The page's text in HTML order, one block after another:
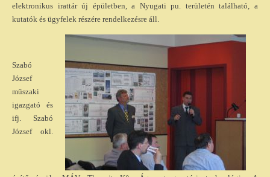
elektronikus irattár új épületben, a Nyugati pu. területén található, a
kutatók és ügyfelek részére rendelkezésre áll.
Szabó
József
műszaki
igazgató és
ifj. Szabó
József okl.